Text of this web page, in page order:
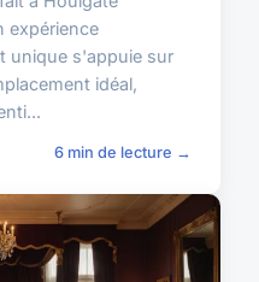
expérience
unique s'appuie sur
idéal,
6 min de lecture →